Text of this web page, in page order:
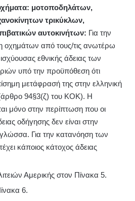
μοτοποδηλάτων,
τρικύκλων,
αυτοκινήτων: Για την
από τους/τις ανωτέρω
εθνικής άδειας των
υπό την προϋπόθεση ότι
μετάφρασή της στην ελληνική
94§3(ζ) του ΚΟΚ). Η
μόνο στην περίπτωση που οι
οδήγησης δεν είναι στην
Για την κατανόηση των
κάποιος κάτοχος άδειας
Αμερικής στον Πίνακα 5.
6.